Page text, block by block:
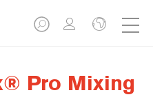
Pro Mixing